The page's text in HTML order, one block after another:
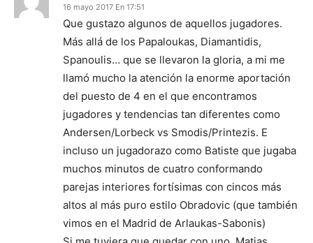
16 mayo 2017 En 17:51
Que gustazo algunos de aquellos jugadores.
Más allá de los Papaloukas, Diamantidis,
Spanoulis… que se llevaron la gloria, a mi me
llamó mucho la atención la enorme aportación
del puesto de 4 en el que encontramos
jugadores y tendencias tan diferentes como
Andersen/Lorbeck vs Smodis/Printezis. E
incluso un jugadorazo como Batiste que jugaba
muchos minutos de cuatro conformando
parejas interiores fortísimas con cincos más
altos al más puro estilo Obradovic (que también
vimos en el Madrid de Arlaukas-Sabonis)